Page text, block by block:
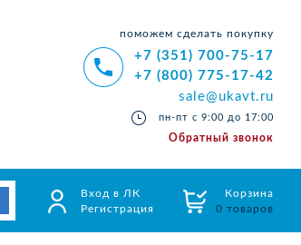
поможем сделать покупку
+7 (351) 700-75-17
+7 (800) 775-17-42
sale@ukavt.ru
пн-пт с 9:00 до 17:00
Обратный звонок
Вход в ЛК
Регистрация
Корзина
0 товаров